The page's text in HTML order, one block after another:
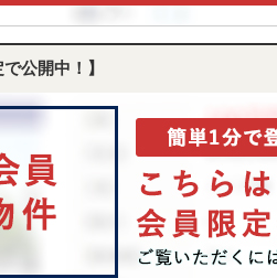
公開中！】